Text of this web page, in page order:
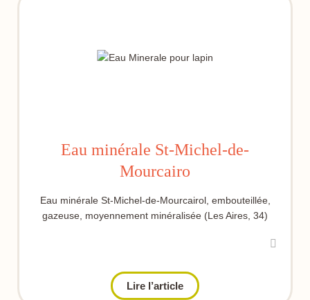
Eau minérale St-Michel-de-
Mourcairo
Eau minérale St-Michel-de-Mourcairol, embouteillée,
gazeuse, moyennement minéralisée (Les Aires, 34)
Lire l’article